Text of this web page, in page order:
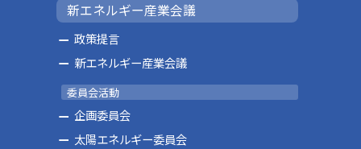
新エネルギー産業会議
政策提言
新エネルギー産業会議
委員会活動
企画委員会
太陽エネルギー委員会